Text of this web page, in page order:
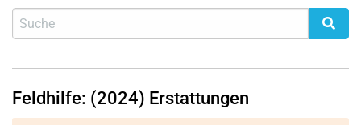
Feldhilfe: (2024) Erstattungen